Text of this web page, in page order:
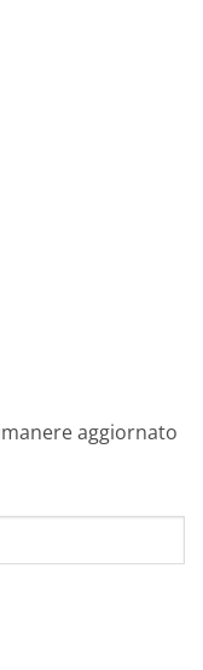
aggiornato